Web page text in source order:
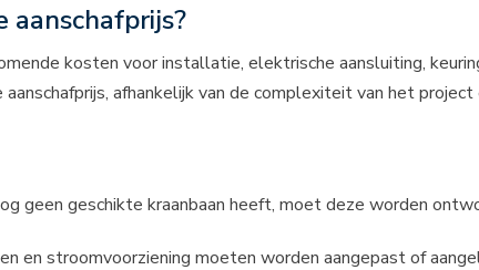
aanschafprijs?
kosten voor installatie, elektrische aansluiting,
afhankelijk van de complexiteit van het project
geen geschikte kraanbaan heeft, moet deze worden
en stroomvoorziening moeten worden aangepast of